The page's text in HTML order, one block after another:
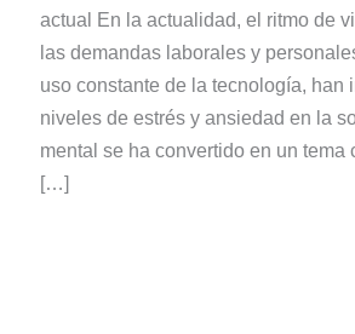
actual En la actualidad, el ritmo de
las demandas laborales y
uso constante de la tecnología, han
niveles de estrés y ansiedad en la
mental se ha convertido en un tema
[…]